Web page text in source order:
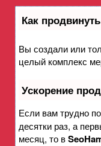
Как
Вы создали или
целый комплекс
Ускорение
Если вам трудно
десятки раз, а
месяц, то в